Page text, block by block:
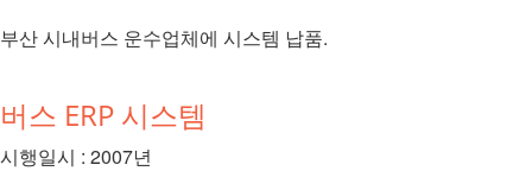
부산 시내버스 운수업체에 시스템 납품.
버스 ERP 시스템
시행일시 : 2007년